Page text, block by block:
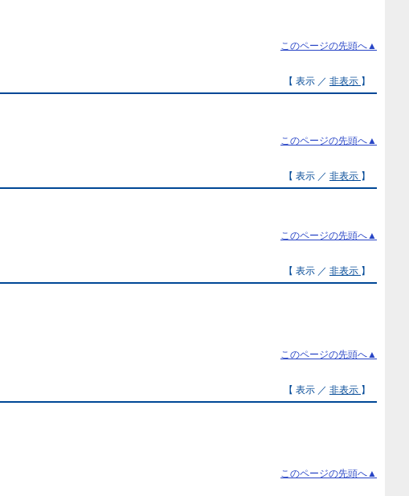
このページの先頭へ▲
【 表示 ／ 非表示 】
このページの先頭へ▲
【 表示 ／ 非表示 】
このページの先頭へ▲
【 表示 ／ 非表示 】
このページの先頭へ▲
【 表示 ／ 非表示 】
このページの先頭へ▲